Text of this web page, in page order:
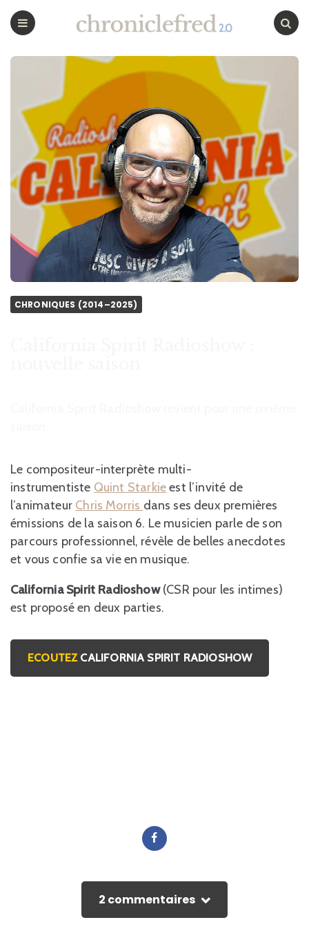
CHRONICLEFRED
CHRONIQUES (2014–2025)
Le compositeur-interprète multi-
instrumentiste Quint Starkieest l’invité de
l’animateur Chris Morris dans ses deux premières
émissions de la saison 6. Le musicien parle de son
parcours professionnel, révèle de belles anecdotes
et vous confie sa vie en musique.
California Spirit Radioshow(CSR pour les intimes)
est proposé en deux parties.
ECOUTEZ CALIFORNIA SPIRIT RADIOSHOW
2 commentaires